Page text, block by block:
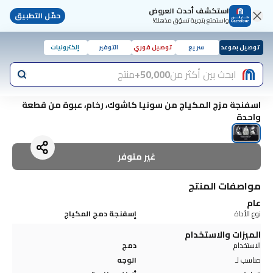
استكشف أحدث العروض
واستمتع بتجربة تسوّق مذهلة! حمّل التطبيق
توصيل بموعد سريع توصيل فوري التوفير إلكترونيات
ابحث بين أكثر من50,000+ منتج
اسفنجة مزج المكياج من سونيا كاشوك، رخام، عبوة من قطعة
واحدة
غير متوفر
مواصفات المنتج
عام
نوع الأداة إسفنجة دمج المكياج
الميزات والاستخدام
الاستخدام
دمج
مناسب لـ
الوجه